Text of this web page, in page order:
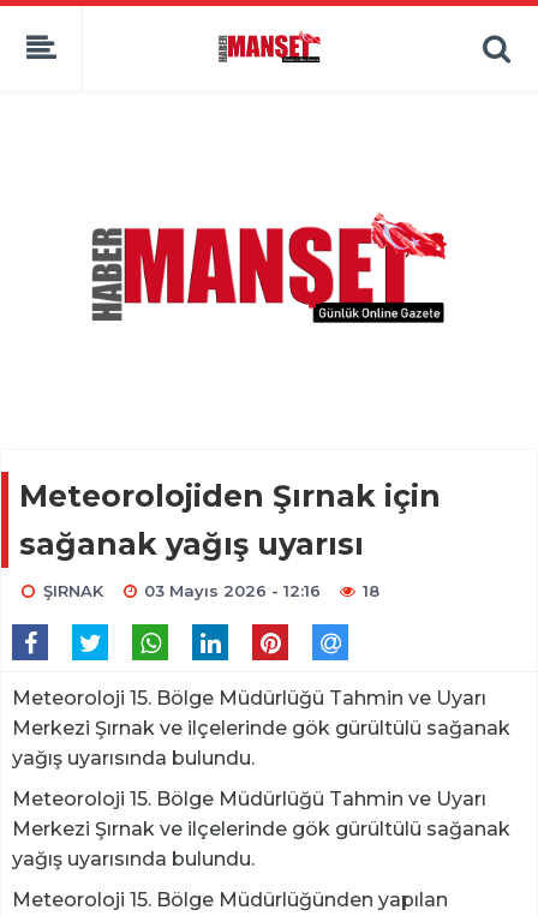
Meteorolojiden Şırnak için
sağanak yağış uyarısı
ŞIRNAK 03 Mayıs 2026 - 12:16 18
Meteoroloji 15. Bölge Müdürlüğü Tahmin ve Uyarı
Merkezi Şırnak ve ilçelerinde gök gürültülü sağanak
yağış uyarısında bulundu.
Meteoroloji 15. Bölge Müdürlüğü Tahmin ve Uyarı
Merkezi Şırnak ve ilçelerinde gök gürültülü sağanak
yağış uyarısında bulundu.
Meteoroloji 15. Bölge Müdürlüğünden yapılan